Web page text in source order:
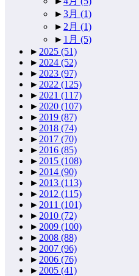
►3月 (1)
► 2月 (1)
► 1月 (5)
► 2025 (51)
► 2024 (52)
► 2023 (97)
► 2022 (125)
► 2021 (117)
► 2020 (107)
► 2019 (87)
► 2018 (74)
► 2017 (70)
► 2016 (85)
► 2015 (108)
► 2014 (90)
► 2013 (113)
► 2012 (115)
► 2011 (101)
► 2010 (72)
► 2009 (100)
► 2008 (88)
► 2007 (96)
► 2006 (76)
► 2005 (41)